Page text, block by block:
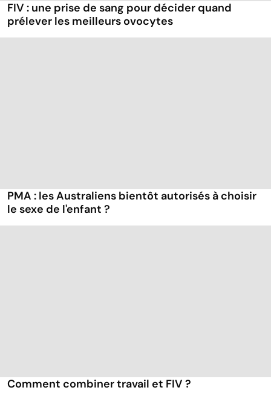
FIV : une prise de sang pour décider quand
prélever les meilleurs ovocytes
PMA : les Australiens bientôt autorisés à choisir
le sexe de l'enfant ?
Comment combiner travail et FIV ?